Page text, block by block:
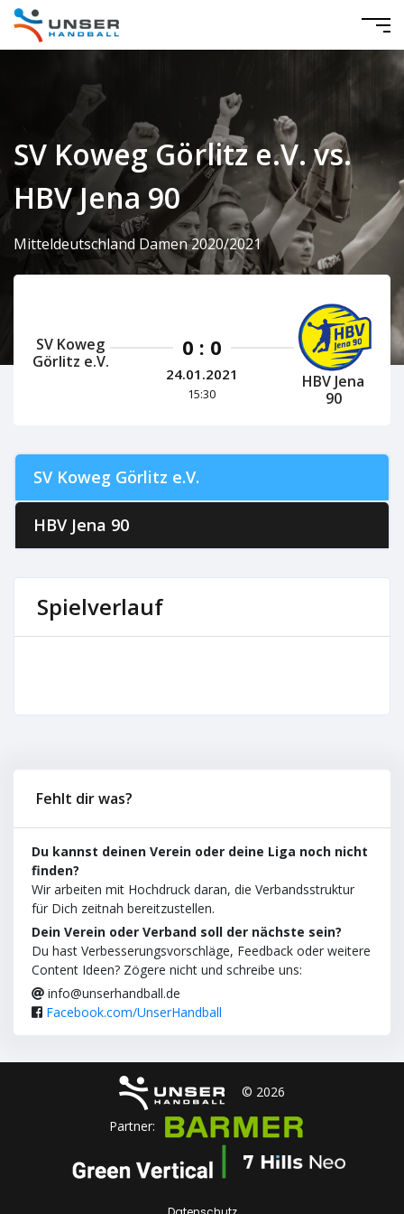
SV Koweg Görlitz e.V. vs.
HBV Jena 90
Mitteldeutschland Damen 2020/2021
SV Koweg
Görlitz e.V.
0 : 0
24.01.2021
15:30
HBV Jena
90
SV Koweg Görlitz e.V.
HBV Jena 90
Spielverlauf
Fehlt dir was?
Du kannst deinen Verein oder deine Liga noch nicht
finden?
Wir arbeiten mit Hochdruck daran, die Verbandsstruktur
für Dich zeitnah bereitzustellen.
Dein Verein oder Verband soll der nächste sein?
Du hast Verbesserungsvorschläge, Feedback oder weitere
Content Ideen? Zögere nicht und schreibe uns:
info@unserhandball.de
Facebook.com/UnserHandball
© 2026
Partner: